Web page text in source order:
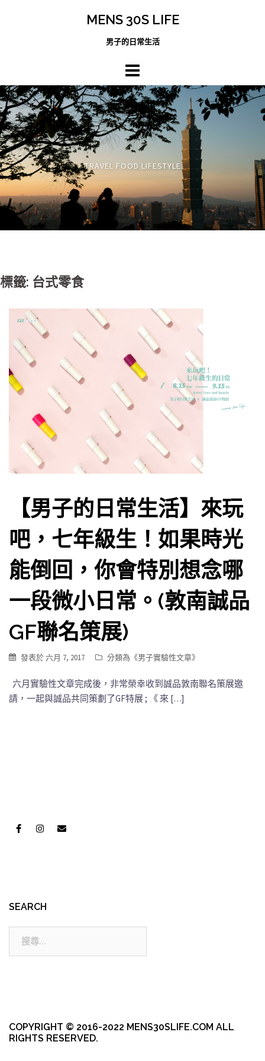
MENS 30S LIFE
男子的日常生活
TRAVEL FOOD LIFESTYLE
標籤: 台式零食
【男子的日常生活】來玩
吧，七年級生！如果時光
能倒回，你會特別想念哪
一段微小日常。(敦南誠品
GF聯名策展)
發表於六月 7, 2017 分類為《男子實驗性文章》
六月實驗性文章完成後，非常榮幸收到誠品敦南聯名策展邀
請，一起與誠品共同策劃了GF特展 ; 《 來 […]
SEARCH
COPYRIGHT © 2016-2022 MENS30SLIFE.COM ALL
RIGHTS RESERVED.